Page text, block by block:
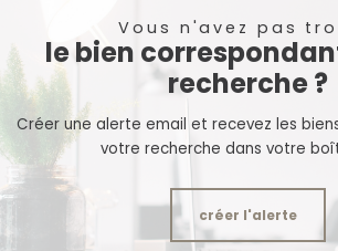
Vous n'avez pas
le bien
recherche ?
Créer une alerte email et recevez les
votre recherche dans votre
créer l'alerte